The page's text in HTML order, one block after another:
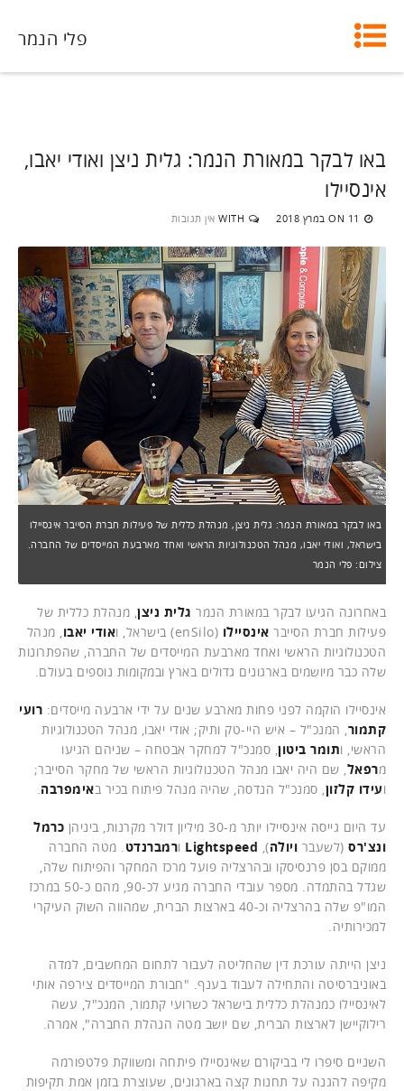
פלי הנמר
באו לבקר במאורת הנמר: גלית ניצן ואודי יאבו,
אינסיילו
ON 11 במרץ 2018 WITH אין תגובות
באו לבקר במאורת הנמר: גלית ניצן, מנהלת כללית של פעילות חברת הסייבר אינסיילו
בישראל, ואודי יאבו, מנהל הטכנולוגיות הראשי ואחד מארבעת המייסדים של החברה.
צילום: פלי הנמר
באחרונה הגיעו לבקר במאורת הנמר גלית ניצן , מנהלת כללית של
פעילות חברת הסייבר אינסיילו (enSilo) בישראל, ו אודי יאבו , מנהל
הטכנולוגיות הראשי ואחד מארבעת המייסדים של החברה, שהפתרונות
שלה כבר מיושמים בארגונים גדולים בארץ ובמקומות נוספים בעולם.
אינסיילו הוקמה לפני פחות מארבע שנים על ידי ארבעה מייסדים: רועי
קתמור , המנכ"ל – איש היי-טק ותיק; אודי יאבו, מנהל הטכנולוגיות
הראשי, ותומר ביטון , סמנכ"ל למחקר אבטחה – שניהם הגיעו
מרפאל , שם היה יאבו מנהל הטכנולוגיות הראשי של מחקר הסייבר;
ועידו קלזון , סמנכ"ל הנדסה, שהיה מנהל פיתוח בכיר באימפרבה
עד היום גייסה אינסיילו יותר מ-30 מיליון דולר מקרנות, ביניהן
כרמל
ונצ'רס (לשעבר ויולה),
Lightspeed ורמברנדט . מטה החברה
ממוקם בסן פרנסיסקו ובהרצליה פועל מרכז המחקר והפיתוח שלה,
שגדל בהתמדה. מספר עובדי החברה מגיע לכ-90, מהם כ-50 במרכז
המו"פ שלה בהרצליה וכ-40 בארצות הברית, שמהווה השוק העיקרי
למכירותיה.
ניצן הייתה עורכת דין שהחליטה לעבור לתחום המחשבים, למדה
באוניברסיטה והתחילה לעבוד בענף. "חבורת המייסדים צירפה אותי
לאינסיילו כמנהלת כללית בישראל כשרועי קתמור, המנכ"ל, עשה
רילוקיישן לארצות הברית, שם יושב מטה הנהלת החברה", אמרה.
השניים סיפרו לי בביקורם שאינסיילו פיתחה ומשווקת פלטפורמה
מקיפה להגנה על תחנות קצה בארגונים, שעוצרת בזמן אמת תקיפות